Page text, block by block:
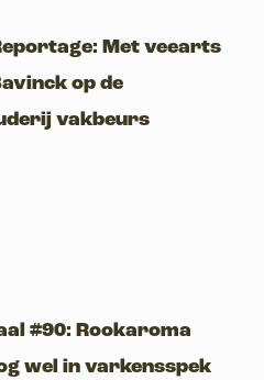
Met veearts
op de
vakbeurs
#90: Rookaroma
wel in varkensspek